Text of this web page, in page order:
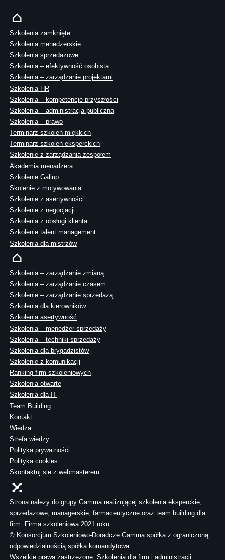
Szkolenia zamknięte
Szkolenia menedżerskie
Szkolenia sprzedażowe
Szkolenia – efektywność osobista
Szkolenia – zarządzanie projektami
Szkolenia HR
Szkolenia – kompetencje przyszłości
Szkolenia – administracja publiczna
Szkolenia – prawo
Terminarz szkoleń miękkich
Terminarz szkoleń eksperckich
Szkolenie z zarządzania zespołem
Akademia menadżera
Szkolenie Gallup
Skolenie z motywowania
Szkolenie z asertywności
Szkolenie z negocjacji
Szkolenia z obsługi klienta
Szkolenie talent management
Szkolenia dla mistrzów
Szkolenia – zarządzanie zmianą
Szkolenia – zarządzanie czasem
Szkolenie – zarządzanie sprzedażą
Szkolenia dla kierowników
Szkolenia asertywność
Szkolenia – menedżer sprzedaży
Szkolenia – techniki sprzedaży
Szkolenia dla brygadzistów
Szkolenie z komunikacji
Ranking firm szkoleniowych
Szkolenia otwarte
Szkolenia dla IT
Team Building
Kontakt
Wiedza
Strefa wiedzy
Polityka prywatności
Polityka cookies
Skontaktuj sie z webmasterem
Strona należy do grupy Gamma realizującej szkolenia eksperckie,
sprzedażowe, managerskie, farmaceutyczne oraz team building dla
firm. Firma szkoleniowa 2021 roku.
© Konsorcjum Szkoleniowo-Doradcze Gamma spółka z ograniczoną
odpowiedzialnością spółka komandytowa
Wszelkie prawa zastrzeżone. Szkolenia dla firm i administracji.